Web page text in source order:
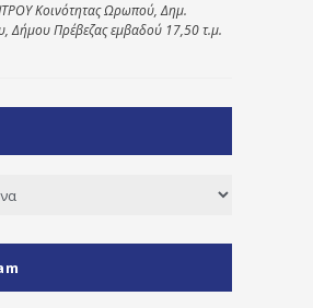
Κοινότητας Ωρωπού, Δημ.
Δήμου Πρέβεζας εμβαδού 17,50 τ.μ.